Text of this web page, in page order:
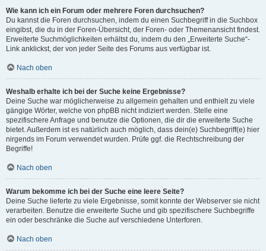
Wie kann ich ein Forum oder mehrere Foren durchsuchen?
Du kannst die Foren durchsuchen, indem du einen Suchbegriff in die Suchbox
eingibst, die du in der Foren-Übersicht, der Foren- oder Themenansicht findest.
Erweiterte Suchmöglichkeiten erhältst du, indem du den „Erweiterte Suche“-
Link anklickst, der von jeder Seite des Forums aus verfügbar ist.
Nach oben
Weshalb erhalte ich bei der Suche keine Ergebnisse?
Deine Suche war möglicherweise zu allgemein gehalten und enthielt zu viele
gängige Wörter, welche von phpBB nicht indiziert werden. Stelle eine
spezifischere Anfrage und benutze die Optionen, die dir die erweiterte Suche
bietet. Außerdem ist es natürlich auch möglich, dass dein(e) Suchbegriff(e) hier
nirgends im Forum verwendet wurden. Prüfe ggf. die Rechtschreibung der
Begriffe!
Nach oben
Warum bekomme ich bei der Suche eine leere Seite?
Deine Suche lieferte zu viele Ergebnisse, somit konnte der Webserver sie nicht
verarbeiten. Benutze die erweiterte Suche und gib spezifischere Suchbegriffe
ein oder beschränke die Suche auf verschiedene Unterforen.
Nach oben